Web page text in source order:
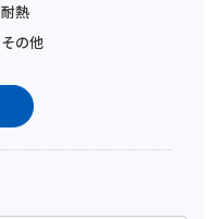
耐熱
その他